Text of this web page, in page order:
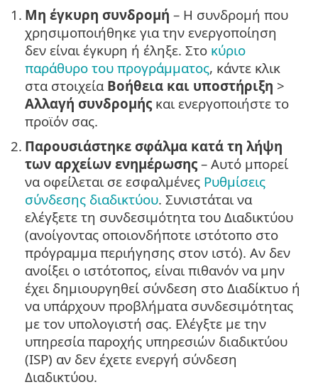
1. Μη έγκυρη συνδρομή – Η συνδρομή που
χρησιμοποιήθηκε για την ενεργοποίηση
δεν είναι έγκυρη ή έληξε. Στο κύριο
παράθυρο του προγράμματος, κάντε κλικ
στα στοιχεία Βοήθεια και υποστήριξη >
Αλλαγή συνδρομής και ενεργοποιήστε το
προϊόν σας.
2. Παρουσιάστηκε σφάλμα κατά τη λήψη
των αρχείων ενημέρωσης – Αυτό μπορεί
να οφείλεται σε εσφαλμένες Ρυθμίσεις
σύνδεσης διαδικτύου. Συνιστάται να
ελέγξετε τη συνδεσιμότητα του Διαδικτύου
(ανοίγοντας οποιονδήποτε ιστότοπο στο
πρόγραμμα περιήγησης στον ιστό). Αν δεν
ανοίξει ο ιστότοπος, είναι πιθανόν να μην
έχει δημιουργηθεί σύνδεση στο Διαδίκτυο ή
να υπάρχουν προβλήματα συνδεσιμότητας
με τον υπολογιστή σας. Ελέγξτε με την
υπηρεσία παροχής υπηρεσιών διαδικτύου
(ISP) αν δεν έχετε ενεργή σύνδεση
Διαδικτύου.